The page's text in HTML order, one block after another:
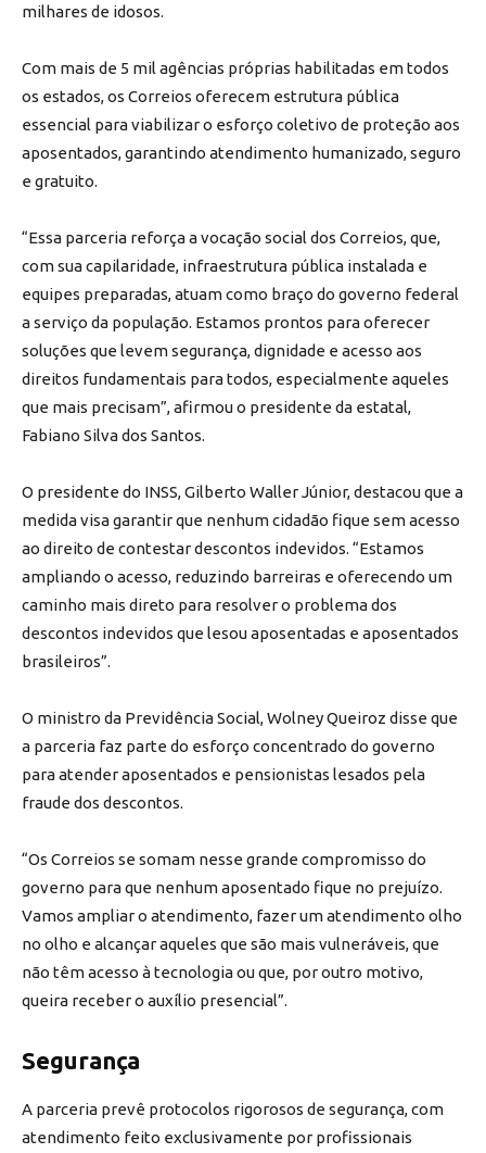
milhares de idosos.
Com mais de 5 mil agências próprias habilitadas em todos
os estados, os Correios oferecem estrutura pública
essencial para viabilizar o esforço coletivo de proteção aos
aposentados, garantindo atendimento humanizado, seguro
e gratuito.
“Essa parceria reforça a vocação social dos Correios, que,
com sua capilaridade, infraestrutura pública instalada e
equipes preparadas, atuam como braço do governo federal
a serviço da população. Estamos prontos para oferecer
soluções que levem segurança, dignidade e acesso aos
direitos fundamentais para todos, especialmente aqueles
que mais precisam”, afirmou o presidente da estatal,
Fabiano Silva dos Santos.
O presidente do INSS, Gilberto Waller Júnior, destacou que a
medida visa garantir que nenhum cidadão fique sem acesso
ao direito de contestar descontos indevidos. “Estamos
ampliando o acesso, reduzindo barreiras e oferecendo um
caminho mais direto para resolver o problema dos
descontos indevidos que lesou aposentadas e aposentados
brasileiros”.
O ministro da Previdência Social, Wolney Queiroz disse que
a parceria faz parte do esforço concentrado do governo
para atender aposentados e pensionistas lesados pela
fraude dos descontos.
“Os Correios se somam nesse grande compromisso do
governo para que nenhum aposentado fique no prejuízo.
Vamos ampliar o atendimento, fazer um atendimento olho
no olho e alcançar aqueles que são mais vulneráveis, que
não têm acesso à tecnologia ou que, por outro motivo,
queira receber o auxílio presencial”.
Segurança
A parceria prevê protocolos rigorosos de segurança, com
atendimento feito exclusivamente por profissionais